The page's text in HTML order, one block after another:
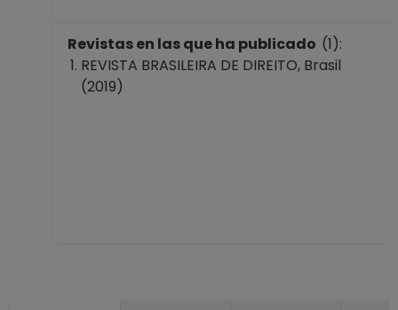
Revistas en las que ha publicado (1):
REVISTA BRASILEIRA DE DIREITO, Brasil
(2019)